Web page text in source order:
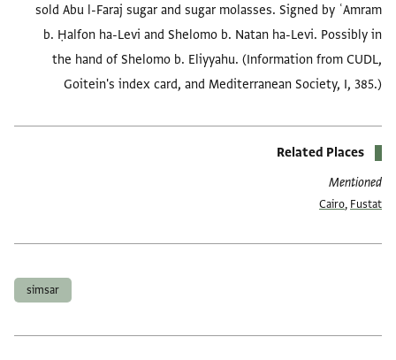
sold Abu l-Faraj sugar and sugar molasses. Signed by ʿAmram
b. Ḥalfon ha-Levi and Shelomo b. Natan ha-Levi. Possibly in
the hand of Shelomo b. Eliyyahu. (Information from CUDL,
Goitein's index card, and Mediterranean Society, I, 385.)
Related Places
Mentioned
Cairo ,Fustat
simsar